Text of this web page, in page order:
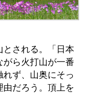
される。「日本
ら火打山が一番
ず、山奥にそっ
由だろう。頂上を